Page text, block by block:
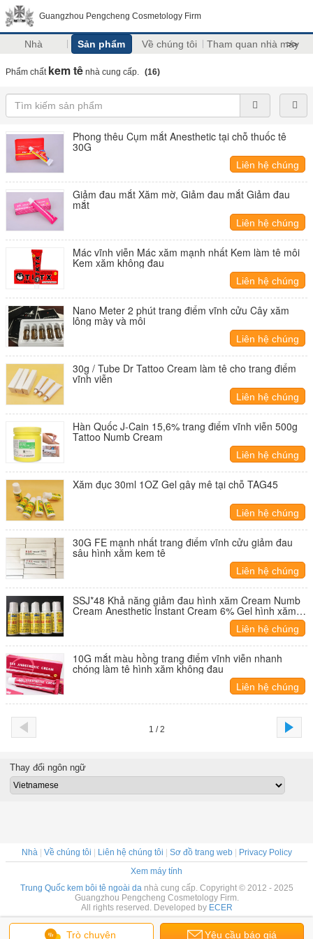
Guangzhou Pengcheng Cosmetology Firm
Nhà Sản phẩm Về chúng tôi Tham quan nhà máy
>>
Phẩm chất kem tê nhà cung cấp. (16)
Phong thêu Cụm mắt Anesthetic tại chỗ thuốc tê
30G
Liên hệ chúng
tôi
Giảm đau mắt Xăm mờ, Giảm đau mắt Giảm đau
mắt
Liên hệ chúng
tôi
Mác vĩnh viễn Mác xăm mạnh nhất Kem làm tê môi
Kem xăm không đau
Liên hệ chúng
tôi
Nano Meter 2 phút trang điểm vĩnh cửu Cây xăm
lông mày và môi
Liên hệ chúng
tôi
30g / Tube Dr Tattoo Cream làm tê cho trang điểm
vĩnh viễn
Liên hệ chúng
tôi
Hàn Quốc J-Cain 15,6% trang điểm vĩnh viễn 500g
Tattoo Numb Cream
Liên hệ chúng
tôi
Xăm đục 30ml 1OZ Gel gây mê tại chỗ TAG45
Liên hệ chúng
tôi
30G FE mạnh nhất trang điểm vĩnh cửu giảm đau
sâu hình xăm kem tê
Liên hệ chúng
tôi
SSJ*48 Khả năng giảm đau hình xăm Cream Numb
Cream Anesthetic Instant Cream 6% Gel hình xăm
Liên hệ chúng
tôi
10G mắt màu hồng trang điểm vĩnh viễn nhanh
chóng làm tê hình xăm không đau
Liên hệ chúng
tôi
1 / 2
Trò chuyện Yêu cầu báo giá
Thay đổi ngôn ngữ
Nhà| Về chúng tôi Liên hệ chúng tôi Sơ đồ trang web|
Privacy Policy
Xem máy tính
Trung Quốc kem bôi tê ngoài danhà cung cấp. Copyright © 2012 - 2025
Guangzhou Pengcheng Cosmetology Firm.
All rights reserved. Developed by ECER